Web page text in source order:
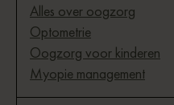
Alles over oogzorg
Optometrie
Oogzorg voor kinderen
Myopie management